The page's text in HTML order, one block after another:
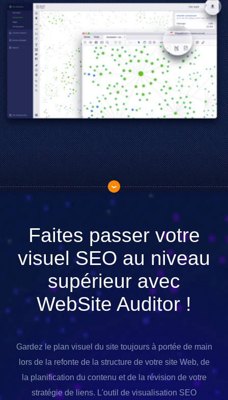
Faites passer votre
visuel SEO au niveau
supérieur avec
WebSite Auditor!
Gardez le plan visuel du site toujours à portée de main
lors de la refonte de la structure de votre site Web, de
la planification du contenu et de la révision de votre
stratégie de liens. L'outil de visualisation SEO